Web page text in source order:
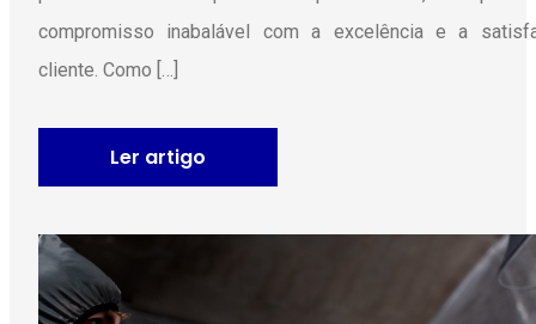
compromisso inabalável com a excelência e a
cliente. Como […]
Ler artigo